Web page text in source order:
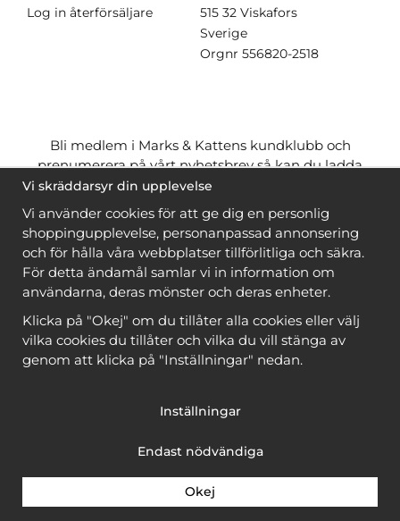
Log in återförsäljare
515 32 Viskafors
Sverige
Orgnr 556820-2518
Bli medlem i Marks & Kattens kundklubb och
prenumerera på vårt nyhetsbrev så kan du ladda
ner många mönstergratisoch få många
när du handlar garn till mönstret. Du ser vilka som
ärgratis när du ärinloggad.
Bli medlem
Copyright © 2026, Marks & Kattens AB
Vi skräddarsyr din upplevelse
Vi använder cookies för att ge dig en personlig
shoppingupplevelse, personanpassad annonsering
och för hålla våra webbplatser tillförlitliga och säkra.
För detta ändamål samlar vi in information om
användarna, deras mönster och deras enheter.
Klicka på "Okej" om du tillåter alla cookies eller välj
vilka cookies du tillåter och vilka du vill stänga av
genom att klicka på "Inställningar" nedan.
Inställningar
Endast nödvändiga
Okej